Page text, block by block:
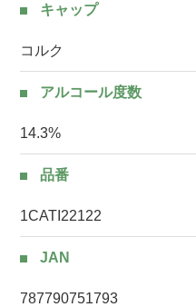
キャップ
コルク
アルコール度数
14.3%
品番
1CATI22122
JAN
787790751793